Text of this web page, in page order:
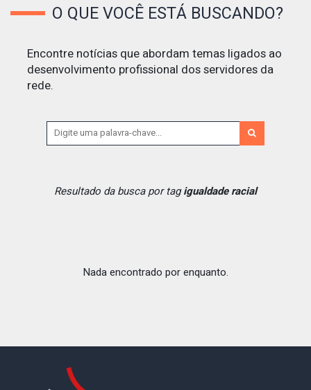
O QUE VOCÊ ESTÁ BUSCANDO?
Encontre notícias que abordam temas ligados ao
desenvolvimento profissional dos servidores da
rede.
Resultado da busca por tagigualdade racial
Nada encontrado por enquanto.